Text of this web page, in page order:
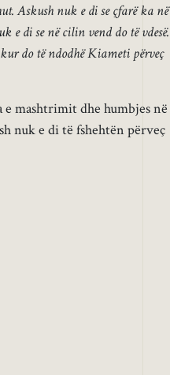
Askush nuk e di se çfarë ka në
e di se në cilin vend do të vdesë.
do të ndodhë Kiameti përveç
mashtrimit dhe humbjes në
nuk e di të fshehtën përveç